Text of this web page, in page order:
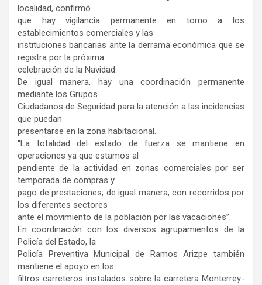
localidad, confirmó
que hay vigilancia permanente en torno a los
establecimientos comerciales y las
instituciones bancarias ante la derrama económica que se
registra por la próxima
celebración de la Navidad.
De igual manera, hay una coordinación permanente
mediante los Grupos
Ciudadanos de Seguridad para la atención a las incidencias
que puedan
presentarse en la zona habitacional.
“La totalidad del estado de fuerza se mantiene en
operaciones ya que estamos al
pendiente de la actividad en zonas comerciales por ser
temporada de compras y
pago de prestaciones, de igual manera, con recorridos por
los diferentes sectores
ante el movimiento de la población por las vacaciones”.
En coordinación con los diversos agrupamientos de la
Policía del Estado, la
Policía Preventiva Municipal de Ramos Arizpe también
mantiene el apoyo en los
filtros carreteros instalados sobre la carretera Monterrey-